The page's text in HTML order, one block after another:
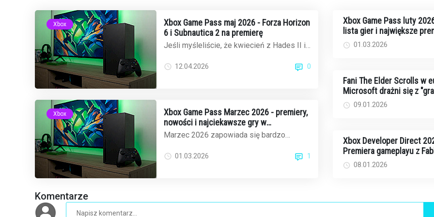
Xbox
Xbox Game Pass maj 2026 - Forza Horizon
6 i Subnautica 2 na premierę
Jeśli myśleliście, że kwiecień z Hades II i
poczekajcie na m...
12.04.2026 0
Xbox
Xbox Game Pass Marzec 2026 - premiery,
nowości i najciekawsze gry w
abonamencie
Marzec 2026 zapowiada się bardzo
Pass. Microsoft potwierdził...
01.03.2026 1
Xbox Game Pass luty
lista gier i największe
w abonamencie
01.03.2026
Fani The Elder Scrolls w
Microsoft drażni się z
kończącymi się na 6" przed
Xbox Direct
09.01.2026
Xbox Developer Direct
Premiera gameplayu z
Forza Horizon 6 już za dwa
tygodnie
08.01.2026
Komentarze